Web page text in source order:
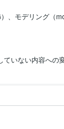
、モデリング（
ていない内容への